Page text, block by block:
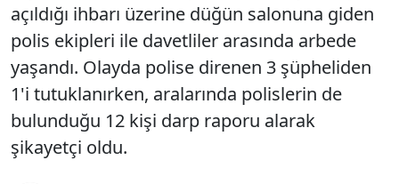
açıldığı ihbarı üzerine düğün salonuna giden
polis ekipleri ile davetliler arasında arbede
yaşandı. Olayda polise direnen 3 şüpheliden
1'i tutuklanırken, aralarında polislerin de
bulunduğu 12 kişi darp raporu alarak
şikayetçi oldu.